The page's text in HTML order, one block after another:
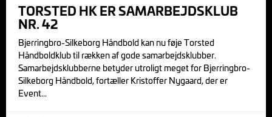
TORSTED HK ER SAMARBEJDSKLUB
NR. 42
Bjerringbro-Silkeborg Håndbold kan nu føje Torsted
Håndboldklub til rækken af gode samarbejdsklubber.
Samarbejdsklubberne betyder utroligt meget for Bjerringbro-
Silkeborg Håndbold, fortæller Kristoffer Nygaard, der er
Event